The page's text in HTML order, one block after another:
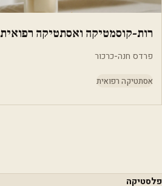
רות-קוסמטיקה ואסתטיקה רפואית
פרדס חנה-כרכור
אסתטיקה רפואית
פלסטיקה